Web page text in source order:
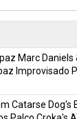
Marc Daniels
Improvisado
Catarse Dog's